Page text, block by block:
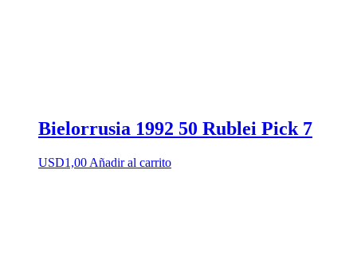
Bielorrusia 1992 50 Rublei Pick 7
USD1,00 Añadir al carrito